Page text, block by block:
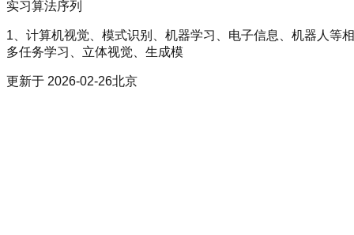
实习算法序列
1、计算机视觉、模式识别、机器学习、电子信息、机器人等
多任务学习、立体视觉、生成模
更新于 2026-02-26北京